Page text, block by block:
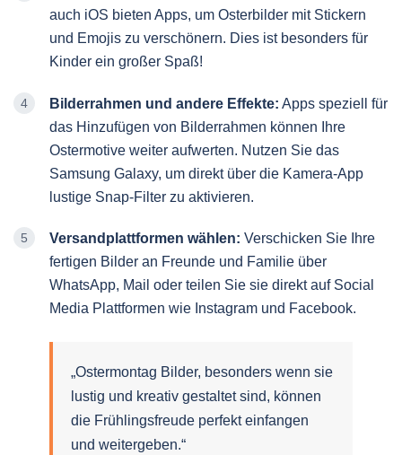
auch iOS bieten Apps, um Osterbilder mit Stickern
und Emojis zu verschönern. Dies ist besonders für
Kinder ein großer Spaß!
Bilderrahmen und andere Effekte: Apps speziell für
das Hinzufügen von Bilderrahmen können Ihre
Ostermotive weiter aufwerten. Nutzen Sie das
Samsung Galaxy, um direkt über die Kamera-App
lustige Snap-Filter zu aktivieren.
Versandplattformen wählen: Verschicken Sie Ihre
fertigen Bilder an Freunde und Familie über
WhatsApp, Mail oder teilen Sie sie direkt auf Social
Media Plattformen wie Instagram und Facebook.
„Ostermontag Bilder, besonders wenn sie
lustig und kreativ gestaltet sind, können
die Frühlingsfreude perfekt einfangen
und weitergeben.“